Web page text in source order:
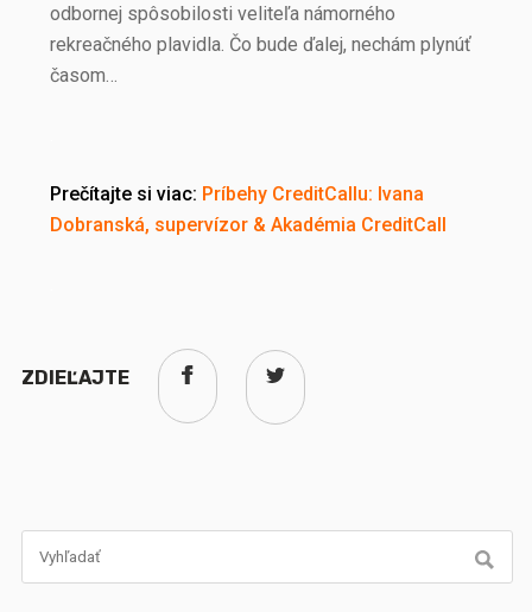
odbornej spôsobilosti veliteľa námorného
rekreačného plavidla. Čo bude ďalej, nechám plynúť
časom…
Prečítajte si viac: Príbehy CreditCallu: Ivana
Dobranská, supervízor & Akadémia CreditCall
ZDIEĽAJTE